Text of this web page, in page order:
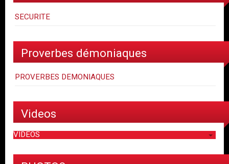
SECURITE
Proverbes démoniaques
PROVERBES DEMONIAQUES
Videos
VIDEOS